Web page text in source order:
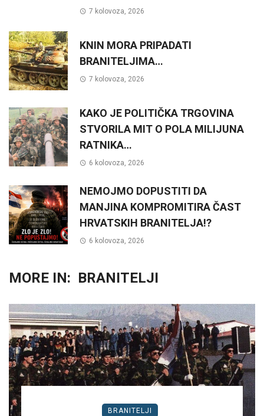
7 kolovoza, 2026
KNIN MORA PRIPADATI
BRANITELJIMA…
7 kolovoza, 2026
KAKO JE POLITIČKA TRGOVINA
STVORILA MIT O POLA MILIJUNA
RATNIKA…
6 kolovoza, 2026
NEMOJMO DOPUSTITI DA
MANJINA KOMPROMITIRA ČAST
HRVATSKIH BRANITELJA!?
6 kolovoza, 2026
MORE IN: BRANITELJI
BRANITELJI